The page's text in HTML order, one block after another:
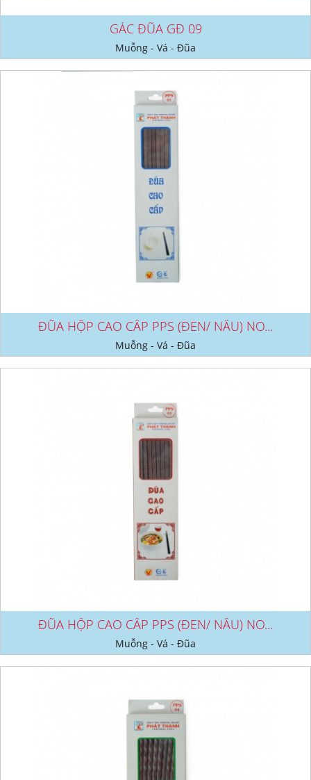
GÁC ĐŨA GĐ 09
Muỗng - Vá - Đũa
ĐŨA HỘP CAO CẤP PPS (ĐEN/ NÂU) NO...
Muỗng - Vá - Đũa
ĐŨA HỘP CAO CẤP PPS (ĐEN/ NÂU) NO...
Muỗng - Vá - Đũa